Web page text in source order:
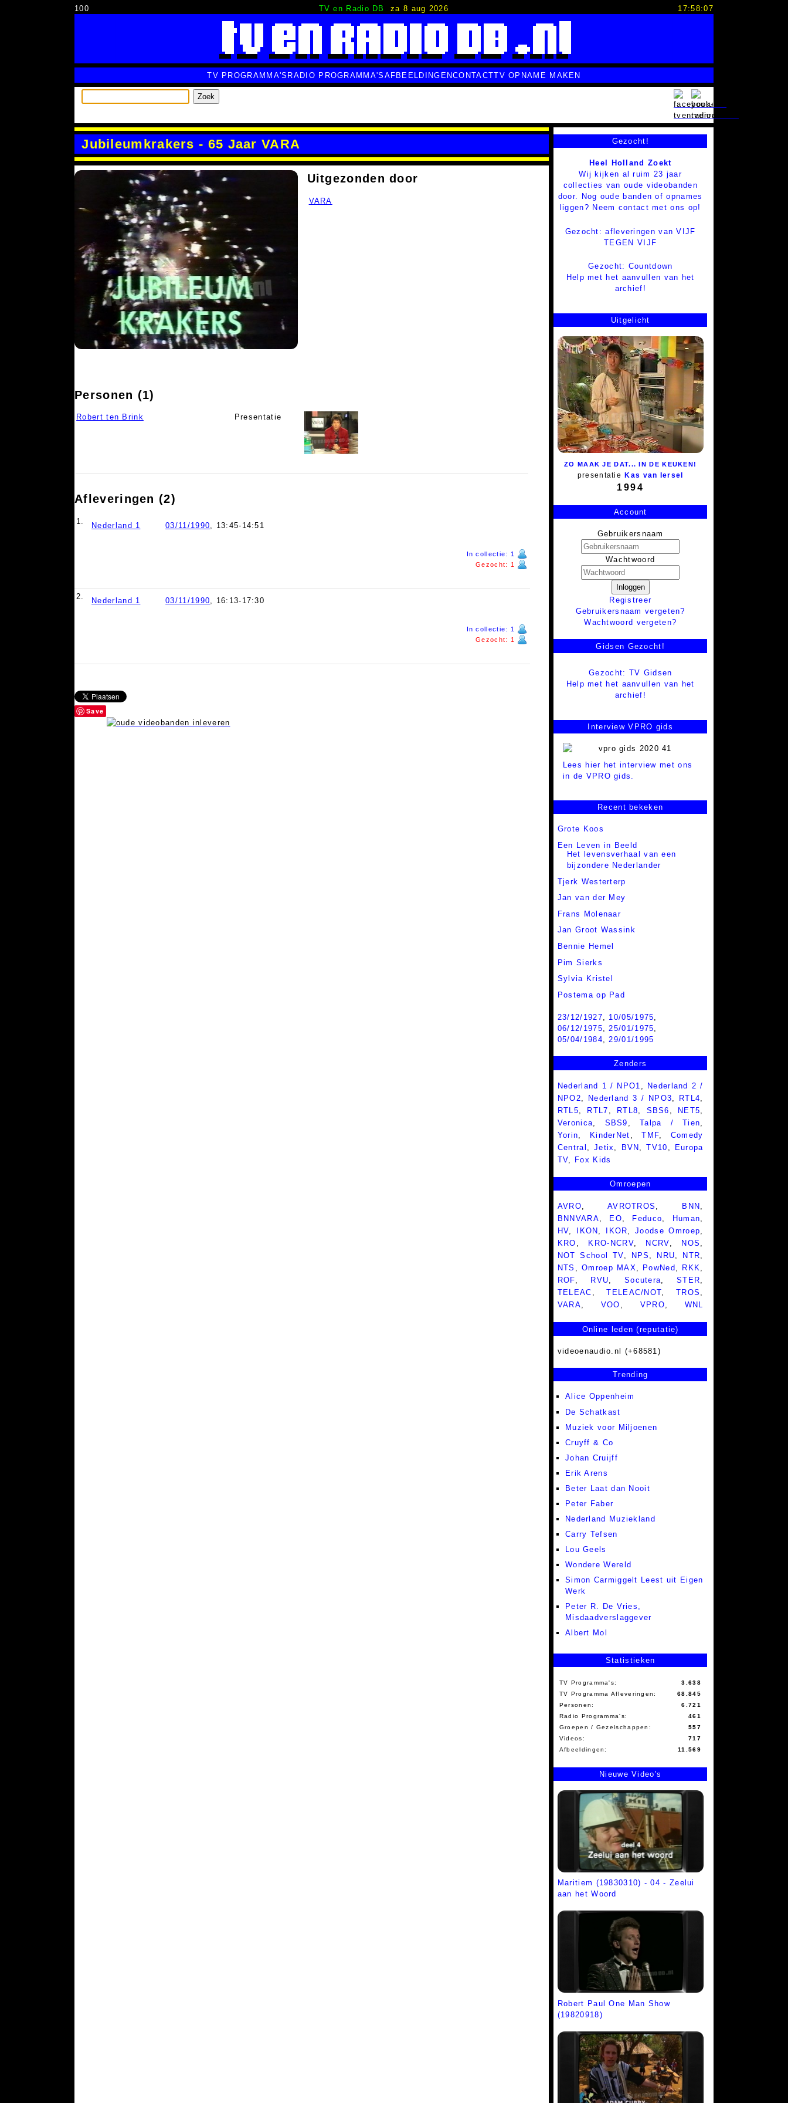
100 TV en Radio DB za 8 aug 2026 17:58:08
TV PROGRAMMA'S RADIO PROGRAMMA'S AFBEELDINGENCONTACTTV OPNAME MAKEN
Zoek
Jubileumkrakers - 65 Jaar VARA
Uitgezonden door
VARA
Personen (1)
Robert ten Brink Presentatie
Afleveringen (2)
1. Nederland 1 03/11/1990 , 13:45-14:51
In collectie: 1
Gezocht: 1
2. Nederland 1 03/11/1990 , 16:13-17:30
In collectie: 1
Gezocht: 1
Save
Gezocht!
Heel Holland Zoekt
Wij kijken al ruim 23 jaar
collecties van oude videobanden
door. Nog oude banden of opnames
liggen? Neem contact met ons op!
Gezocht: afleveringen van VIJF
TEGEN VIJF
Gezocht: Countdown
Help met het aanvullen van het
archief!
Uitgelicht
ZO MAAK JE DAT... IN DE KEUKEN!
presentatie Kas van Iersel
1994
Account
Gebruikersnaam
Wachtwoord
Inloggen
Registreer
Gebruikersnaam vergeten?
Wachtwoord vergeten?
Gidsen Gezocht!
Gezocht: TV Gidsen
Help met het aanvullen van het
archief!
Interview VPRO gids
Lees hier het interview met ons
in de VPRO gids.
Recent bekeken
Grote Koos
Een Leven in Beeld
Het levensverhaal van een
bijzondere Nederlander
Tjerk Westerterp
Jan van der Mey
Frans Molenaar
Jan Groot Wassink
Bennie Hemel
Pim Sierks
Sylvia Kristel
Postema op Pad
23/12/1927, 10/05/1975,
06/12/1975,25/01/1975,
05/04/1984,29/01/1995
Zenders
Nederland 1 / NPO1
Nederland 2 /
NPO2
Nederland 3 / NPO3 RTL4
RTL5
RTL7 RTL8 SBS6 NET5
Veronica
SBS9 ,Talpa / Tien
Yorin
KinderNet ,TMF
Comedy
Central
Jetix BVN ,TV10
Europa
TV
Fox Kids
Omroepen
AVRO, AVROTROS , BNN ,
BNNVARA, EO, Feduco, Human,
HV, IKON , IKOR,Joodse Omroep,
KRO , KRO-NCRV, NCRV, NOS ,
NOT School TV, NPS , NRU, NTR,
NTS ,Omroep MAX, PowNed , RKK,
ROF, RVU, Socutera,STER,
TELEAC ,TELEAC/NOT,TROS ,
VARA, VOO , VPRO, WNL
Online leden (reputatie)
videoenaudio.nl (+68581)
Trending
Alice Oppenheim
De Schatkast
Muziek voor Miljoenen
Cruyff & Co
Johan Cruijff
Erik Arens
Beter Laat dan Nooit
Peter Faber
Nederland Muziekland
Carry Tefsen
Lou Geels
Wondere Wereld
Simon Carmiggelt Leest uit Eigen
Werk
Peter R. De Vries,
Misdaadverslaggever
Albert Mol
Statistieken
TV Programma's:
3.638
TV Programma Afleveringen:
68.845
Personen:
6.721
Radio Programma's:
461
Groepen / Gezelschappen:
557
Videos:
717
Afbeeldingen:
11.569
Nieuwe Video's
Maritiem (19830310) - 04 - Zeelui
aan het Woord
Robert Paul One Man Show
(19820918)